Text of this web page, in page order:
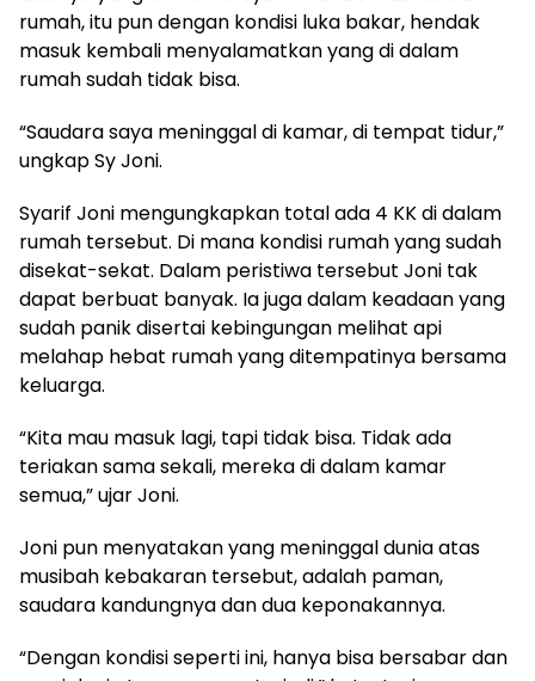
rumah, itu pun dengan kondisi luka bakar, hendak
masuk kembali menyalamatkan yang di dalam
rumah sudah tidak bisa.
“Saudara saya meninggal di kamar, di tempat tidur,”
ungkap Sy Joni.
Syarif Joni mengungkapkan total ada 4 KK di dalam
rumah tersebut. Di mana kondisi rumah yang sudah
disekat-sekat. Dalam peristiwa tersebut Joni tak
dapat berbuat banyak. Ia juga dalam keadaan yang
sudah panik disertai kebingungan melihat api
melahap hebat rumah yang ditempatinya bersama
keluarga.
“Kita mau masuk lagi, tapi tidak bisa. Tidak ada
teriakan sama sekali, mereka di dalam kamar
semua,” ujar Joni.
Joni pun menyatakan yang meninggal dunia atas
musibah kebakaran tersebut, adalah paman,
saudara kandungnya dan dua keponakannya.
“Dengan kondisi seperti ini, hanya bisa bersabar dan